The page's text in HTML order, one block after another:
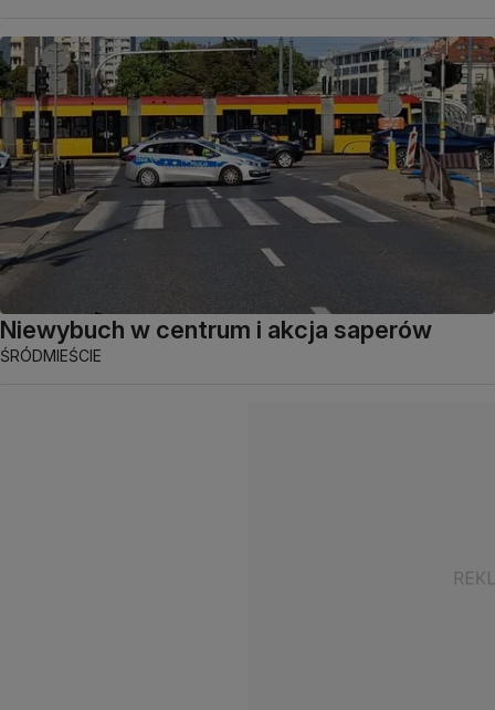
Niewybuch w centrum i akcja saperów
ŚRÓDMIEŚCIE